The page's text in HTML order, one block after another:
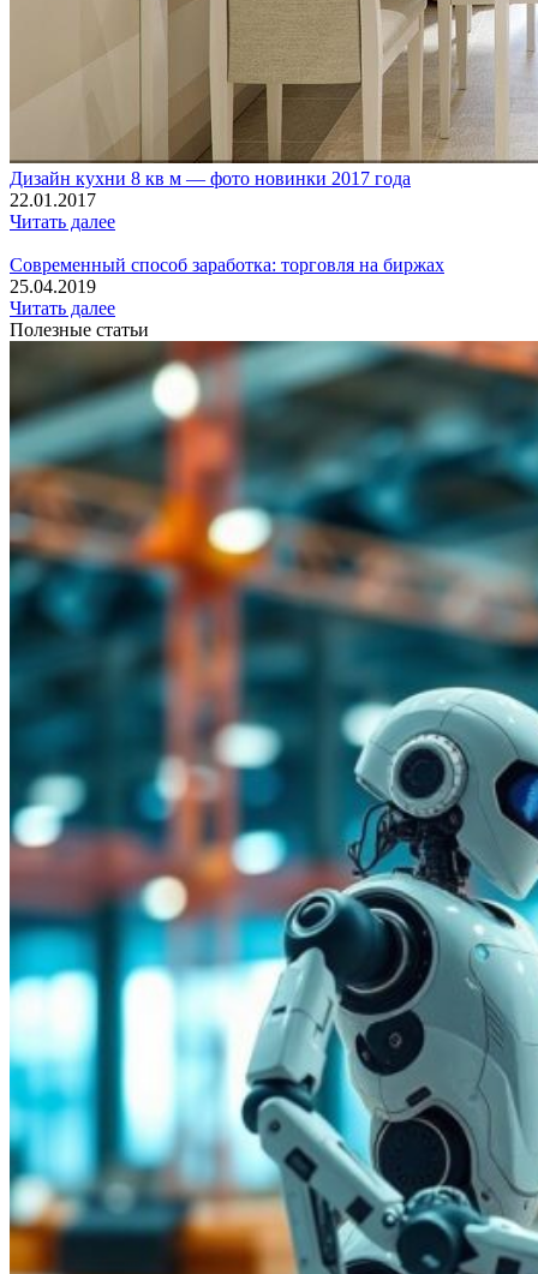
Дизайн кухни 8 кв м — фото новинки 2017 года
22.01.2017
Читать далее
Современный способ заработка: торговля на биржах
25.04.2019
Читать далее
Полезные статьи